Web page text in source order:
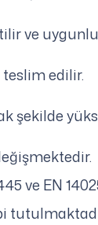
ve
teslim edilir.
şekilde
ve EN